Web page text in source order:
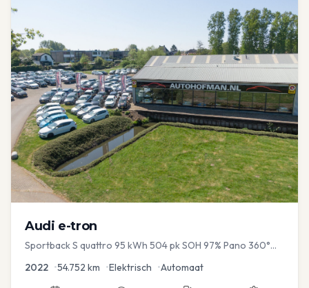
Audi e-tron
Sportback S quattro 95 kWh 504 pk SOH 97% Pano 360°
2022 •54.752 km •Elektrisch •Automaat